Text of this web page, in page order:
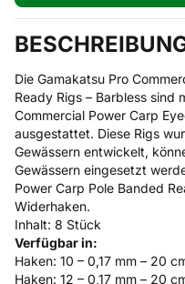
Die Gamakatsu Pro
Ready Rigs – Barbless sind
Commercial Power Carp
ausgestattet. Diese Rigs
Gewässern entwickelt,
Gewässern eingesetzt
Power Carp Pole Banded
Widerhaken.
Inhalt: 8 Stück
Verfügbar in:
Haken: 10 – 0,17 mm – 20
Haken: 12 – 0,17 mm – 20